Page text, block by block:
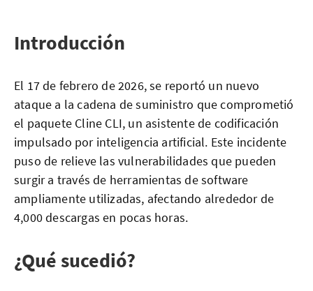
Introducción
El 17 de febrero de 2026, se reportó un nuevo
ataque a la cadena de suministro que comprometió
el paquete Cline CLI, un asistente de codificación
impulsado por inteligencia artificial. Este incidente
puso de relieve las vulnerabilidades que pueden
surgir a través de herramientas de software
ampliamente utilizadas, afectando alrededor de
4,000 descargas en pocas horas.
¿Qué sucedió?